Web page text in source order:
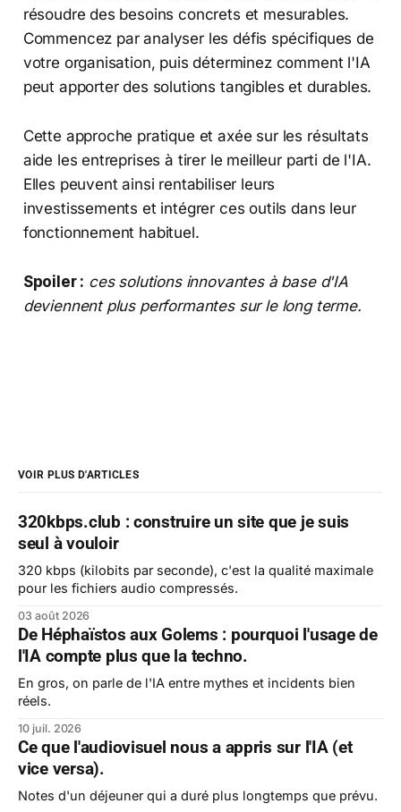
résoudre des besoins concrets et mesurables.
Commencez par analyser les défis spécifiques de
votre organisation, puis déterminez comment l'IA
peut apporter des solutions tangibles et durables.
Cette approche pratique et axée sur les résultats
aide les entreprises à tirer le meilleur parti de l'IA.
Elles peuvent ainsi rentabiliser leurs
investissements et intégrer ces outils dans leur
fonctionnement habituel.
Spoiler : ces solutions innovantes à base d'IA
deviennent plus performantes sur le long terme.
VOIR PLUS D'ARTICLES
320kbps.club : construire un site que je suis
seul à vouloir
320 kbps (kilobits par seconde), c'est la qualité maximale
pour les fichiers audio compressés.
03 août 2026
De Héphaïstos aux Golems : pourquoi l'usage de
l'IA compte plus que la techno.
En gros, on parle de l'IA entre mythes et incidents bien
réels.
10 juil. 2026
Ce que l'audiovisuel nous a appris sur l'IA (et
vice versa).
Notes d'un déjeuner qui a duré plus longtemps que prévu.